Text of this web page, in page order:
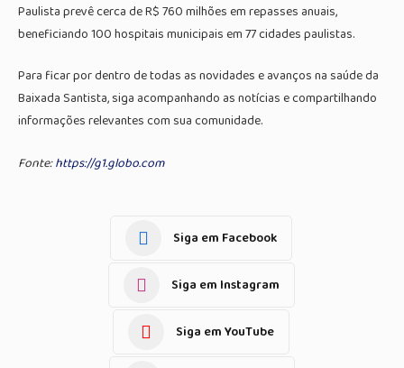
Paulista prevê cerca de R$ 760 milhões em repasses anuais,
beneficiando 100 hospitais municipais em 77 cidades paulistas.
Para ficar por dentro de todas as novidades e avanços na saúde da
Baixada Santista, siga acompanhando as notícias e compartilhando
informações relevantes com sua comunidade.
Fonte:https://g1.globo.com
Siga em Facebook
Siga em Instagram
Siga em YouTube